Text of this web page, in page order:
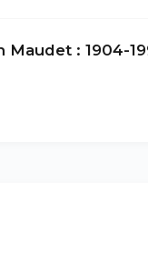
Maudet : 1904-